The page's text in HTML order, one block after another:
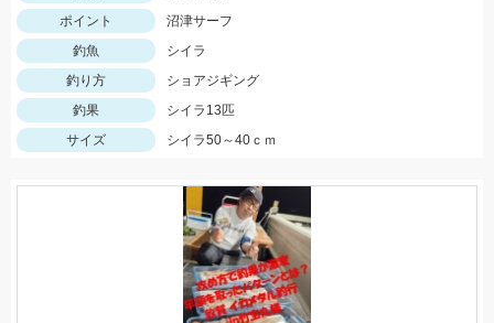
ポイント
沼津サーフ
釣魚
シイラ
釣り方
ショアジギング
釣果
シイラ13匹
サイズ
シイラ50～40ｃｍ